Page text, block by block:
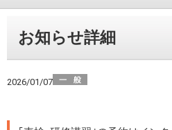
お知らせ詳細
2026/01/07